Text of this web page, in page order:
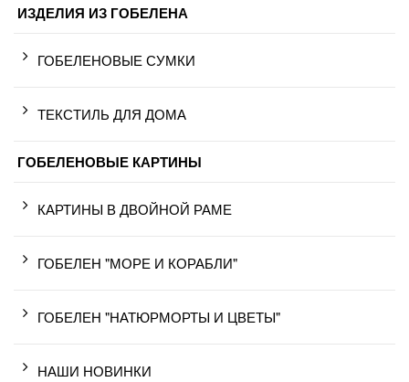
ИЗДЕЛИЯ ИЗ ГОБЕЛЕНА
ГОБЕЛЕНОВЫЕ СУМКИ
ТЕКСТИЛЬ ДЛЯ ДОМА
ГОБЕЛЕНОВЫЕ КАРТИНЫ
КАРТИНЫ В ДВОЙНОЙ РАМЕ
ГОБЕЛЕН "МОРЕ И КОРАБЛИ"
ГОБЕЛЕН "НАТЮРМОРТЫ И ЦВЕТЫ"
НАШИ НОВИНКИ